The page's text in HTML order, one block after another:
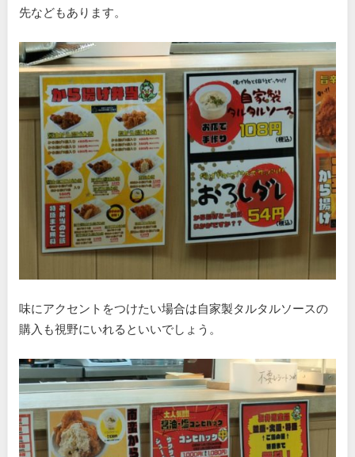
先などもあります。
味にアクセントをつけたい場合は自家製タルタルソースの
購入も視野にいれるといいでしょう。